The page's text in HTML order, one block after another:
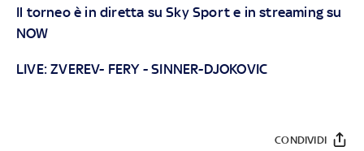
Il torneo è in diretta suSky Sport e in streaming su
NOW
LIVE:ZVEREV- FERY-SINNER-DJOKOVIC
CONDIVIDI